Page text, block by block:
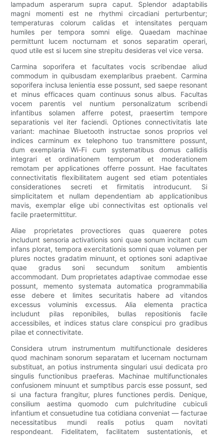
lampadum asperarum supra caput. Splendor adaptabilis
magni momenti est ne rhythmi circadiani perturbentur;
temperaturas colorum calidas et intensitates perquam
humiles per tempora somni elige. Quaedam machinae
permittunt lucem nocturnam et sonos separatim operari,
quod utile est si lucem sine strepitu desideras vel vice versa.
Carmina soporifera et facultates vocis scribendae aliud
commodum in quibusdam exemplaribus praebent. Carmina
soporifera inclusa lenientia esse possunt, sed saepe resonant
et minus efficaces quam continuus sonus albus. Facultas
vocem parentis vel nuntium personalizatum scribendi
infantibus solamen afferre potest, praesertim tempore
separationis vel iter faciendi. Optiones connectivitatis late
variant: machinae Bluetooth instructae sonos proprios vel
indices carminum ex telephono tuo transmittere possunt,
dum exemplaria Wi-Fi cum systematibus domus callidis
integrari et ordinationem temporum et moderationem
remotam per applicationes offerre possunt. Hae facultates
connectivitatis flexibilitatem augent sed etiam potentiales
considerationes secreti et firmitatis introducunt. Si
simplicitatem et nullam dependentiam ab applicationibus
mavis, exemplar elige ubi connectivitas est optionalis vel
facile praetermittitur.
Aliae proprietates provectiores quas quaerere potes
includunt sensoria activationis soni quae sonum incitant cum
infans plorat, tempora exercitationis somni quae volumen per
plures noctes gradatim minuunt, et optiones soni adaptivae
quae gradus soni secundum sonitum ambientis
accommodant. Dum proprietates adaptivae commodae esse
possunt, memento systemata automatica programmabilia
esse debere et limites securitatis habere ad vitandos
excessus voluminis excessus. Alia elementa practica
includunt pilas reponibiles, bullas repositionis facile
accessibiles, et indices status clare conspicui pro gradibus
pilae et connectivitate.
Considera utrum instrumentum multifunctionale desideres
quod machinam sonorum separatam et lucernam nocturnam
substituat, an potius instrumenta singulari usui dedicata pro
singulis functionibus praeferas. Machinae multifunctionales
confusionem minuunt et sumptibus parcis esse possunt, sed
si una factura frangitur, plures functiones perdis. Denique,
consilium aestima quomodo cum pulchritudine cubiculi
infantium et consuetudine tua cotidiana conveniat — facturae
necessitatibus mundi realis potius quam novitati
respondeant. Fidelitatem, facilitatem sustentationis, et